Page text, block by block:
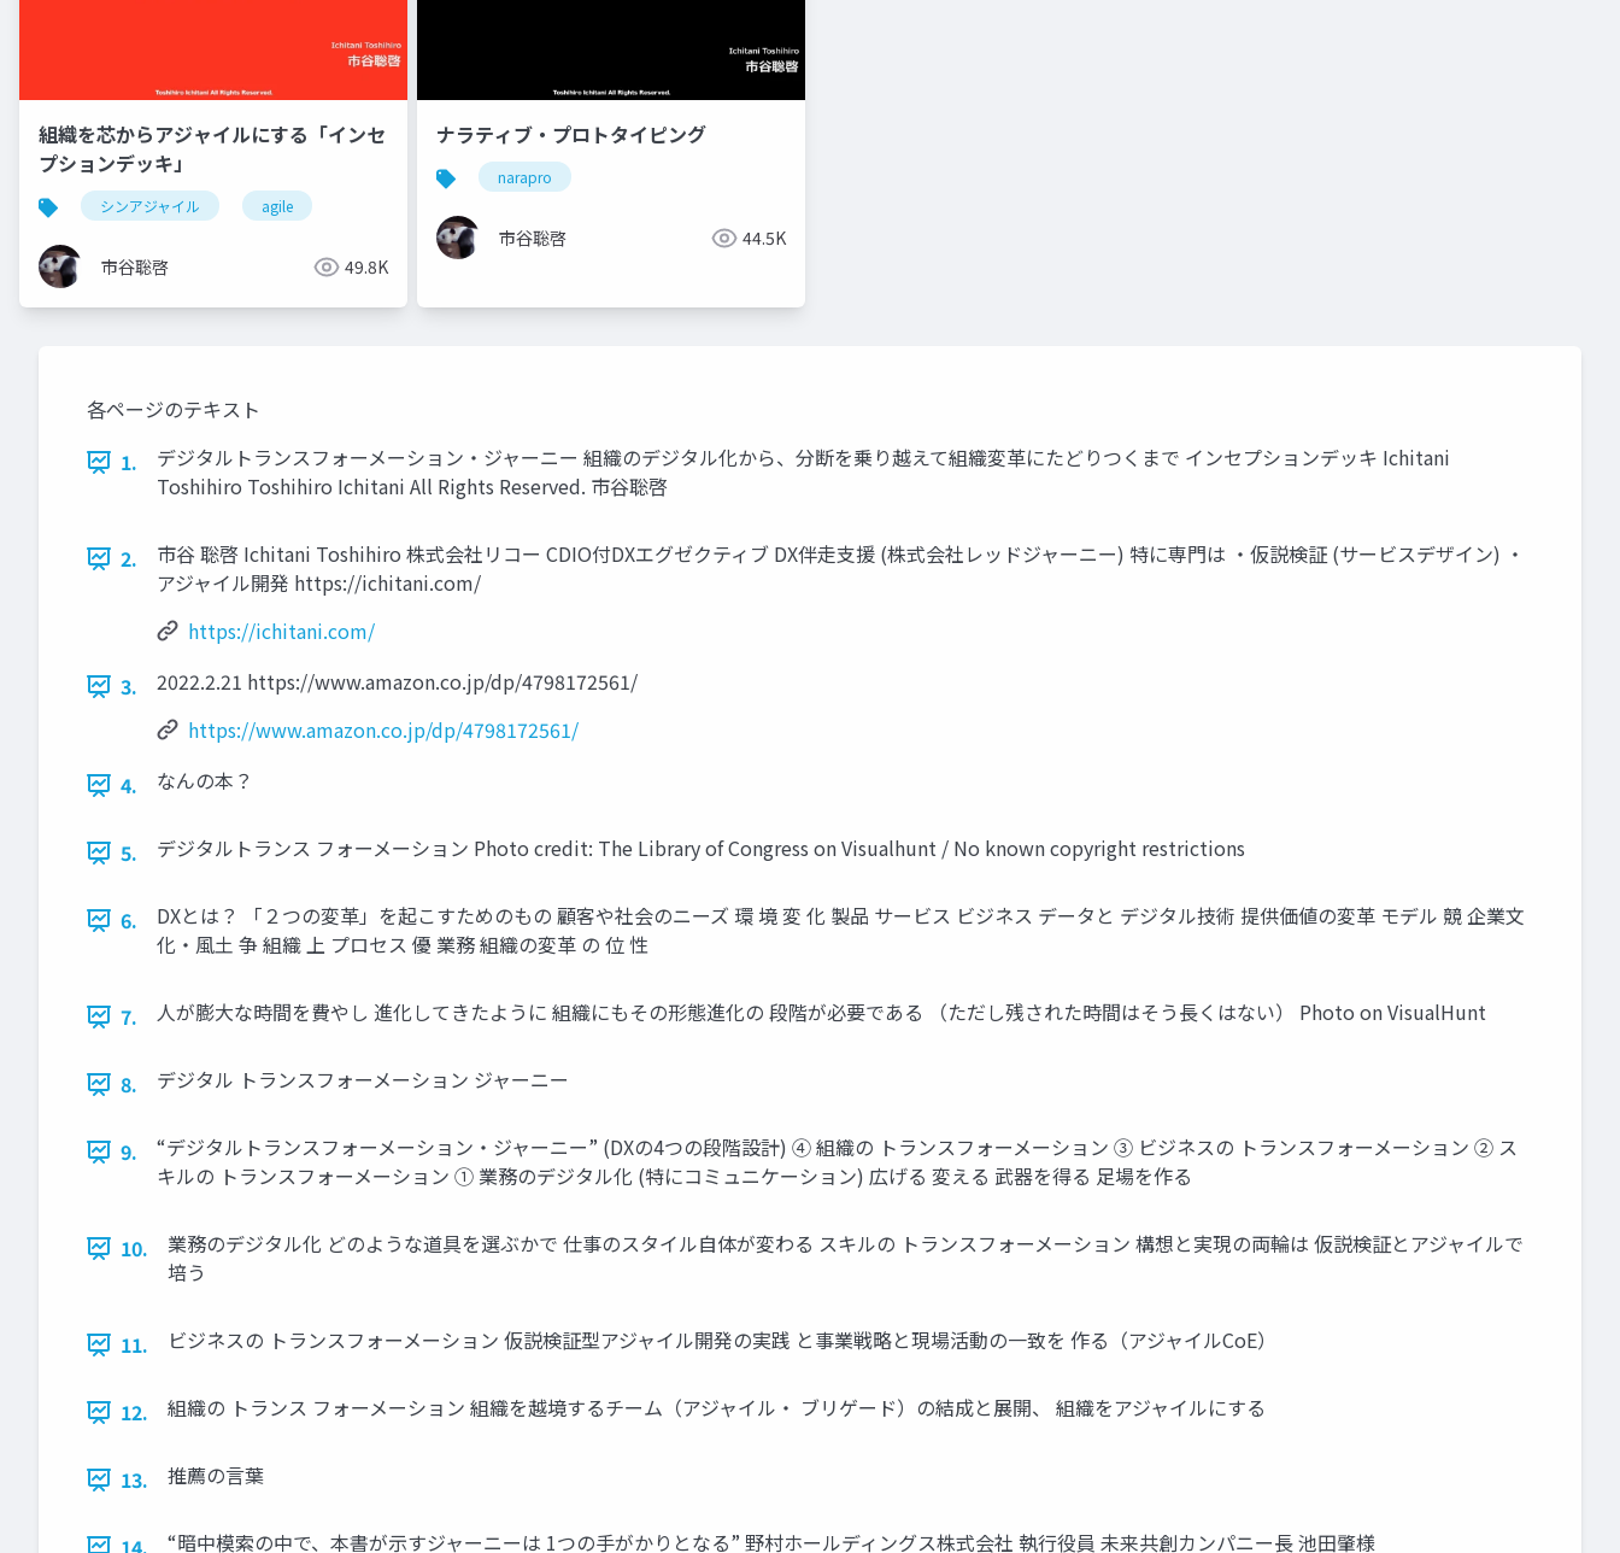
組織を芯からアジャイルにする「インセ
プションデッキ」
シンアジャイル agile
市谷聡啓 49.8K
ナラティブ・プロトタイピング
narapro
市谷聡啓 44.5K
各ページのテキスト
1.
デジタルトランスフォーメーション・ジャーニー 組織のデジタル化から、分断を乗り越えて組織変⾰にたどりつくまで インセプションデッキ Ichitani
Toshihiro Toshihiro Ichitani All Rights Reserved. 市⾕聡啓
2.
市⾕ 聡啓 Ichitani Toshihiro 株式会社リコー CDIO付DXエグゼクティブ DX伴⾛⽀援 (株式会社レッドジャーニー) 特に専⾨は ・仮説検証 (サービスデザイン) ・
アジャイル開発 https://ichitani.com/
https://ichitani.com/
3.
2022.2.21 https://www.amazon.co.jp/dp/4798172561/
https://www.amazon.co.jp/dp/4798172561/
4.
なんの本？
5. デジタルトランス フォーメーション Photo credit: The Library of Congress on Visualhunt / No known copyright restrictions
6.
DXとは？ 「２つの変⾰」を起こすためのもの 顧客や社会のニーズ 環 境 変 化 製品 サービス ビジネス データと デジタル技術 提供価値の変⾰ モデル 競 企業⽂
化・⾵⼟ 争 組織 上 プロセス 優 業務 組織の変⾰ の 位 性
7. ⼈が膨⼤な時間を費やし 進化してきたように 組織にもその形態進化の 段階が必要である （ただし残された時間はそう⻑くはない） Photo on VisualHunt
8. デジタル トランスフォーメーション ジャーニー
9.
“デジタルトランスフォーメーション・ジャーニー” (DXの4つの段階設計) ④ 組織の トランスフォーメーション ③ ビジネスの トランスフォーメーション ② ス
キルの トランスフォーメーション ① 業務のデジタル化 (特にコミュニケーション) 広げる 変える 武器を得る ⾜場を作る
10.
業務のデジタル化 どのような道具を選ぶかで 仕事のスタイル⾃体が変わる スキルの トランスフォーメーション 構想と実現の両輪は 仮説検証とアジャイルで
培う
11. ビジネスの トランスフォーメーション 仮説検証型アジャイル開発の実践 と事業戦略と現場活動の⼀致を 作る（アジャイルCoE）
12. 組織の トランス フォーメーション 組織を越境するチーム（アジャイル・ ブリゲード）の結成と展開、 組織をアジャイルにする
13. 推薦の⾔葉
14. “暗中模索の中で、本書が⽰すジャーニーは 1つの⼿がかりとなる” 野村ホールディングス株式会社 執⾏役員 未来共創カンパニー⻑ 池⽥肇様